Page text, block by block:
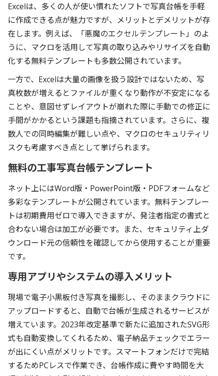
Excelは、多くの人が使い慣れたソフトで写真台帳を手軽
に作成できる点が魅力ですが、メリットとデメリットが存
在します。例えば、「悪魔のエクセルテンプレート」のよ
うに、マクロを活用して写真の取り込みやリサイズを自動
化する無料テンプレートも多数公開されています。
一方で、Excelは大量の画像を扱う設計ではないため、写
真枚数が増えるとファイルが重くなり動作が不安定になる
ことや、意図せずレイアウトが崩れた際に手動での修正に
手間がかかるという課題も指摘されています。さらに、複
数人での同時編集が難しい点や、マクロのセキュリティリ
スクも考慮すべき点として挙げられます。
無料の工事写真台帳テンプレート
ネット上にはWord版・PowerPoint版・PDFフォームなど
多彩なテンプレートが公開されています。無料テンプレー
トは初期費用ゼロで導入できますが、発注者指定の書式と
合わない場合は加工が必要です。また、セキュリティ上ダ
ウンロード元の信頼性を確認してから使用することが重要
です。
専用アプリやシステムの導入メリット
現場で電子小黒板付き写真を撮影し、そのままクラウドに
アップロードすると、自動で台帳が生成されるサービスが
増えています。2023年改定基準で新たに追加されたSVG形
式も自動変換してくれるため、電子納品チェックでエラー
が出にくい点がメリットです。スマートフォンだけで完結
するためPCレスで作業でき、台帳作成に費やす時間を大